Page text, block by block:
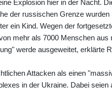
Explosion hier in der Nacht.
der russischen Grenze
ein Kind. Wegen der
mehr als 7000 Menschen
werde ausgeweitet, erklärte
Attacken als einen
in der Ukraine. Dabei